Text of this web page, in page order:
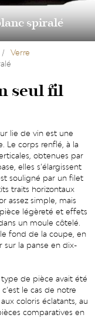
spiralé
Verre
seul fil
lie de vin est une
Le corps renflé, à la
obtenues par
elles s’élargissent
souligné par un filet
traits horizontaux
assez simple, mais
légèreté et effets
un moule côtelé.
fond de la coupe, en
sur la panse en dix-
de pièce avait été
le cas de notre
coloris éclatants, au
comparatives en